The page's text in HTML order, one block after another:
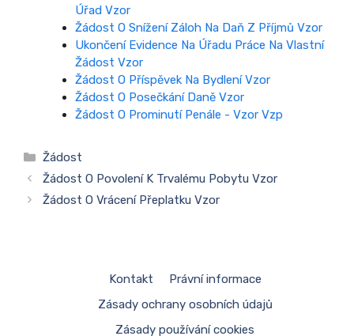
Úřad Vzor
Žádost O Snížení Záloh Na Daň Z Příjmů Vzor
Ukončení Evidence Na Úřadu Práce Na Vlastní
Žádost Vzor
Žádost O Příspěvek Na Bydlení Vzor
Žádost O Posečkání Daně Vzor
Žádost O Prominutí Penále - Vzor Vzp
Rubriky
Žádost
Žádost O Povolení K Trvalému Pobytu Vzor
Žádost O Vrácení Přeplatku Vzor
Kontakt
Právní informace
Zásady ochrany osobních údajů
Zásady používání cookies